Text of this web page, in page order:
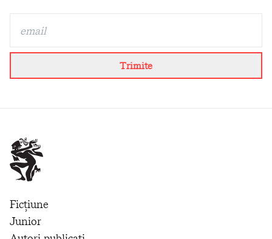
Trimite
Ficțiune
Junior